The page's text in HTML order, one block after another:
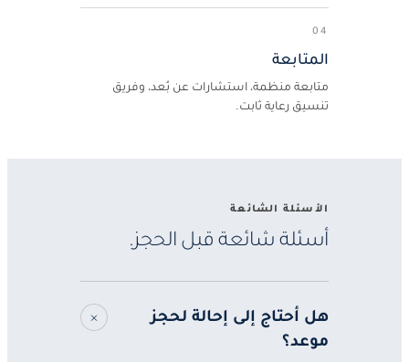
المتابعة
متابعة منظمة، استشارات عن بُعد، وفريق
تنسيق رعاية ثابت.
الأسئلة الشائعة
أسئلة شائعة قبل الحجز.
هل أحتاج إلى إحالة لحجز
موعد؟